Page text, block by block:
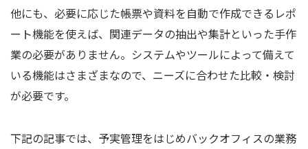
他にも、必要に応じた帳票や資料を自動で作成できるレポ
ート機能を使えば、関連データの抽出や集計といった手作
業の必要がありません。システムやツールによって備えて
いる機能はさまざまなので、ニーズに合わせた比較・検討
が必要です。
下記の記事では、予実管理をはじめバックオフィスの業務